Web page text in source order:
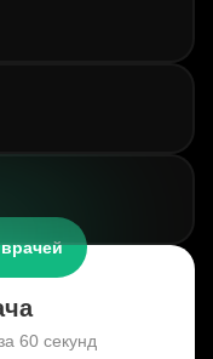
60 секунд